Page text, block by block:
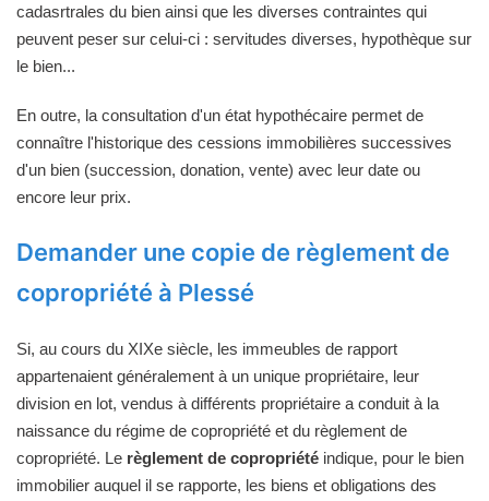
cadasrtrales du bien ainsi que les diverses contraintes qui
peuvent peser sur celui-ci : servitudes diverses, hypothèque sur
le bien...
En outre, la consultation d'un état hypothécaire permet de
connaître l'historique des cessions immobilières successives
d'un bien (succession, donation, vente) avec leur date ou
encore leur prix.
Demander une copie de règlement de
copropriété à Plessé
Si, au cours du XIXe siècle, les immeubles de rapport
appartenaient généralement à un unique propriétaire, leur
division en lot, vendus à différents propriétaire a conduit à la
naissance du régime de copropriété et du règlement de
copropriété. Le règlement de copropriété indique, pour le bien
immobilier auquel il se rapporte, les biens et obligations des